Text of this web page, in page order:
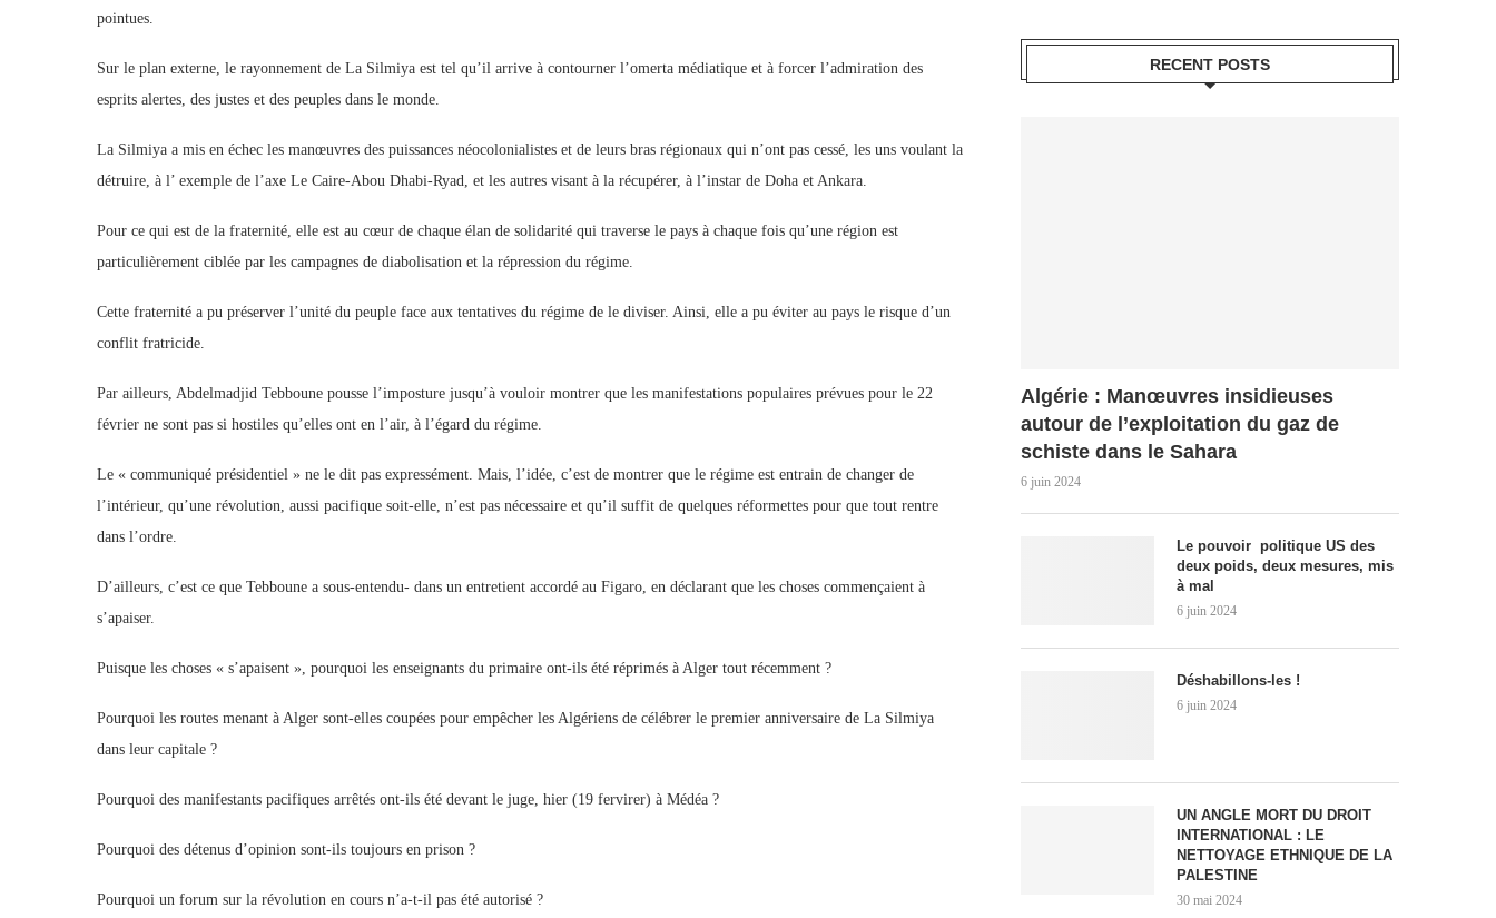
pointues.
Sur le plan externe, le rayonnement de La Silmiya est tel qu’il arrive à contourner l’omerta médiatique et à forcer l’admiration des
esprits alertes, des justes et des peuples dans le monde.
La Silmiya a mis en échec les manœuvres des puissances néocolonialistes et de leurs bras régionaux qui n’ont pas cessé, les uns voulant la
détruire, à l’ exemple de l’axe Le Caire-Abou Dhabi-Ryad, et les autres visant à la récupérer, à l’instar de Doha et Ankara.
Pour ce qui est de la fraternité, elle est au cœur de chaque élan de solidarité qui traverse le pays à chaque fois qu’une région est
particulièrement ciblée par les campagnes de diabolisation et la répression du régime.
Cette fraternité a pu préserver l’unité du peuple face aux tentatives du régime de le diviser. Ainsi, elle a pu éviter au pays le risque d’un
conflit fratricide.
Par ailleurs, Abdelmadjid Tebboune pousse l’imposture jusqu’à vouloir montrer que les manifestations populaires prévues pour le 22
février ne sont pas si hostiles qu’elles ont en l’air, à l’égard du régime.
Le « communiqué présidentiel » ne le dit pas expressément. Mais, l’idée, c’est de montrer que le régime est entrain de changer de
l’intérieur, qu’une révolution, aussi pacifique soit-elle, n’est pas nécessaire et qu’il suffit de quelques réformettes pour que tout rentre
dans l’ordre.
D’ailleurs, c’est ce que Tebboune a sous-entendu- dans un entretient accordé au Figaro, en déclarant que les choses commençaient à
s’apaiser.
Puisque les choses « s’apaisent », pourquoi les enseignants du primaire ont-ils été réprimés à Alger tout récemment ?
Pourquoi les routes menant à Alger sont-elles coupées pour empêcher les Algériens de célébrer le premier anniversaire de La Silmiya
dans leur capitale ?
Pourquoi des manifestants pacifiques arrêtés ont-ils été devant le juge, hier (19 fervirer) à Médéa ?
Pourquoi des détenus d’opinion sont-ils toujours en prison ?
Pourquoi un forum sur la révolution en cours n’a-t-il pas été autorisé ?
RECENT POSTS
Algérie : Manœuvres insidieuses
autour de l’exploitation du gaz de
schiste dans le Sahara
6 juin 2024
Le pouvoir politique US des
deux poids, deux mesures, mis
à mal
6 juin 2024
Déshabillons-les !
6 juin 2024
UN ANGLE MORT DU DROIT
INTERNATIONAL : LE
NETTOYAGE ETHNIQUE DE LA
PALESTINE
30 mai 2024